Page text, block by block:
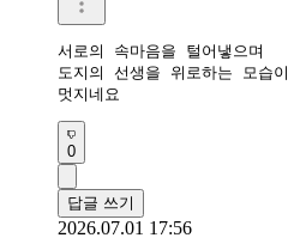
서로의 속마음을 털어냏으며
도지의 선생을 위로하는 모습이
멋지네요
0
답글 쓰기
2026.07.01 17:56